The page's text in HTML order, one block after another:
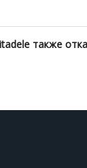
также